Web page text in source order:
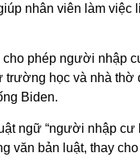
nhân viên làm việc
cho phép người nhập
trường học và nhà thờ
Biden.
ngữ “người nhập cư
văn bản luật, thay